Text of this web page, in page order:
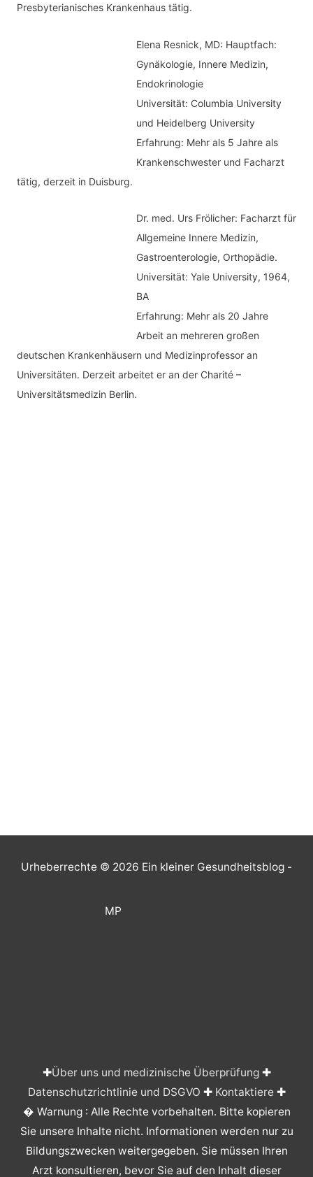
Presbyterianisches Krankenhaus tätig.
Elena Resnick, MD: Hauptfach:
Gynäkologie, Innere Medizin,
Endokrinologie
Universität: Columbia University
und Heidelberg University
Erfahrung: Mehr als 5 Jahre als
Krankenschwester und Facharzt
tätig, derzeit in Duisburg.
Dr. med. Urs Frölicher: Facharzt für
Allgemeine Innere Medizin,
Gastroenterologie, Orthopädie.
Universität: Yale University, 1964,
BA
Erfahrung: Mehr als 20 Jahre
Arbeit an mehreren großen
deutschen Krankenhäusern und Medizinprofessor an
Universitäten. Derzeit arbeitet er an der Charité –
Universitätsmedizin Berlin.
Urheberrechte © 2026 Ein kleiner Gesundheitsblog -
MP
✚Über uns und medizinische Überprüfung✚
Datenschutzrichtlinie und DSGVO ✚ Kontaktiere✚
� Warnung : Alle Rechte vorbehalten. Bitte kopieren
Sie unsere Inhalte nicht. Informationen werden nur zu
Bildungszwecken weitergegeben. Sie müssen Ihren
Arzt konsultieren, bevor Sie auf den Inhalt dieser